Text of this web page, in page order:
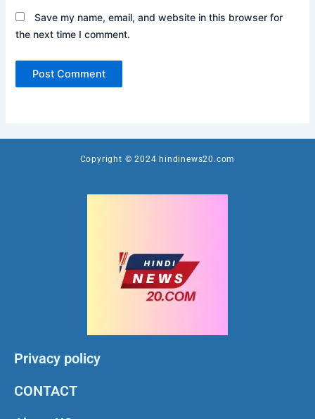
Save my name, email, and website in this browser for
the next time I comment.
Copyright © 2024 hindinews20.com
Privacy policy
CONTACT